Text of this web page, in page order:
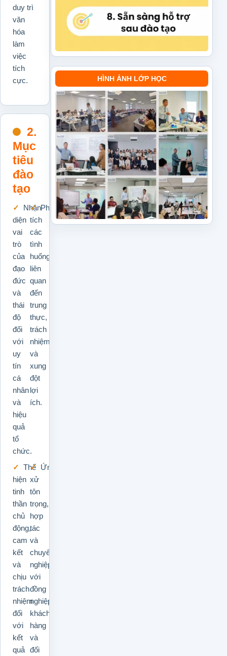
duy trì
văn
hóa
làm
việc
tích
cực.
2.
Mục
tiêu
đào
tạo
Nhận
diện
vai
trò
của
đạo
đức
và
thái
độ
đối
với
uy
tín
cá
nhân
và
hiệu
quả
tổ
chức.
Phân
tích
các
tình
huống
liên
quan
đến
trung
thực,
trách
nhiệm
và
xung
đột
lợi
ích.
Thể
hiện
tinh
thần
chủ
động,
cam
kết
và
chịu
trách
nhiệm
đối
với
kết
quả
Ứng
xử
tôn
trọng,
hợp
tác
và
chuyên
nghiệp
với
đồng
nghiệp,
khách
hàng
và
đối
HÌNH ẢNH LỚP HỌC